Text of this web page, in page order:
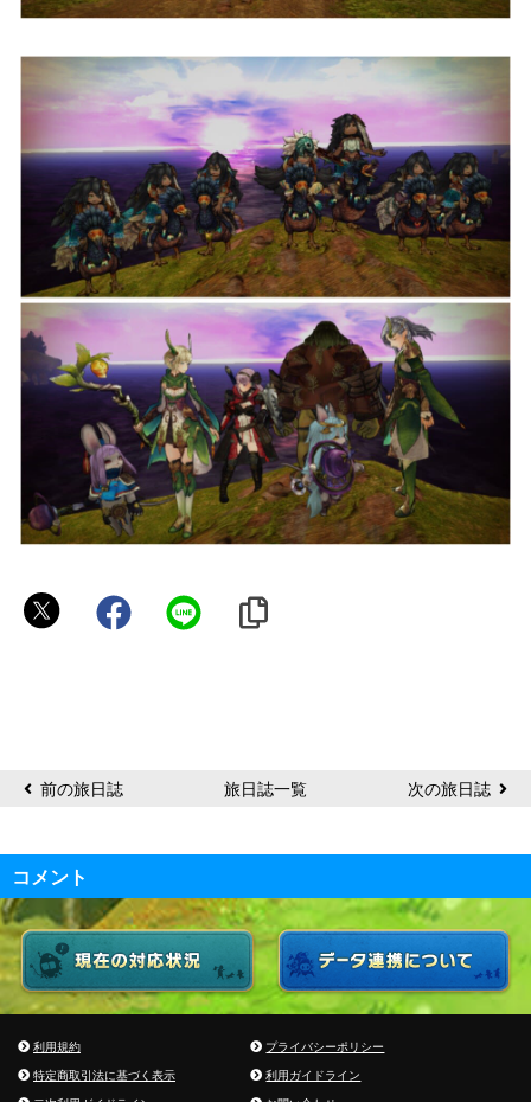
み
前の旅日誌 旅日誌一覧 次の旅日誌
コメント
利用規約
プライバシーポリシー
特定商取引法に基づく表示
利用ガイドライン